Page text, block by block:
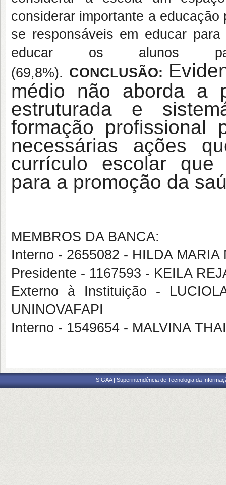
considerar importante a
se responsáveis em educar
educar os alunos
(69,8%). CONCLUSÃO: Ev
médio não aborda a
estruturada e
formação profissional
necessárias ações
currículo escolar que
para a promoção da
MEMBROS DA BANCA:
Interno - 2655082 - HILDA
Presidente - 1167593 - KEILA
Externo à Instituição -
UNINOVAFAPI
Interno - 1549654 - MALVINA
SIGAA | Superintendência de Tecnologia da